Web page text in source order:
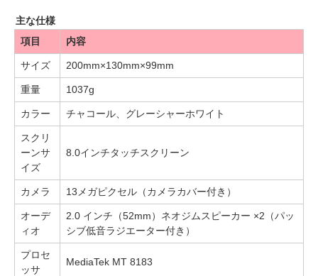
主な仕様
項目
内容
サイズ 200mm×130mm×99mm
重量 1037g
カラー チャコール、グレーシャーホワイト
スクリ
ーンサ
イズ
8.0インチタッチスクリーン
カメラ 13メガピクセル（カメラカバー付き）
オーデ
ィオ
2.0 インチ（52mm）ネオジムスピーカー ×2（パッ
シブ低音ラジエーター付き）
プロセ
ッサ
MediaTek MT 8183